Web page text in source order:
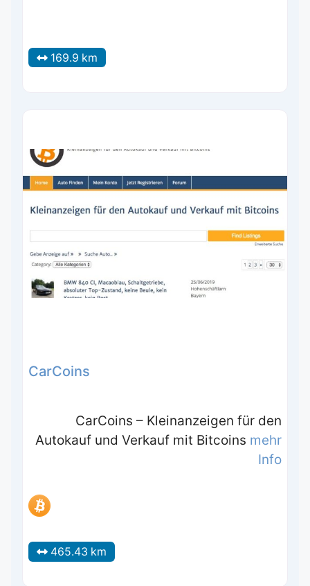
169.9 km
CarCoins
CarCoins – Kleinanzeigen für den
Autokauf und Verkauf mit Bitcoins mehr
Info
465.43 km